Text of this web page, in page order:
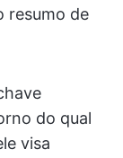
resumo de
do qual
visa